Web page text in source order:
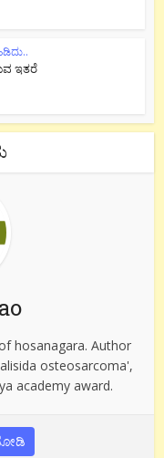
ಇತರೆ
hosanagara. Author
osteosarcoma',
academy award.